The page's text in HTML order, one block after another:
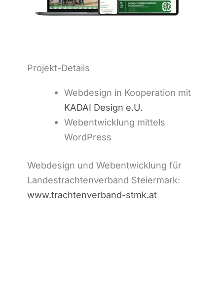
Projekt-Details
Webdesign in Kooperation mit
KADAI Design e.U.
Webentwicklung mittels
WordPress
Webdesign und Webentwicklung für
Landestrachtenverband Steiermark:
www.trachtenverband-stmk.at